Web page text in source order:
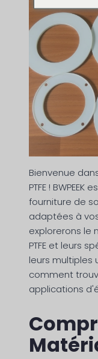
Bienvenue
PTFE !
fourniture de
adaptées à
explorerons le
PTFE et leurs
leurs multiples
comment
applications